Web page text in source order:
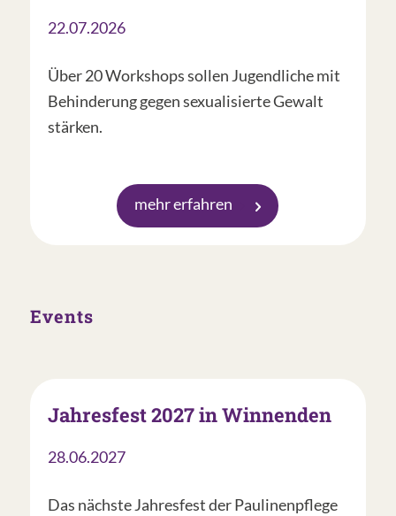
22.07.2026
Über 20 Workshops sollen Jugendliche mit
Behinderung gegen sexualisierte Gewalt
stärken.
mehr erfahren
Events
Jahresfest 2027 in Winnenden
28.06.2027
Das nächste Jahresfest der Paulinenpflege